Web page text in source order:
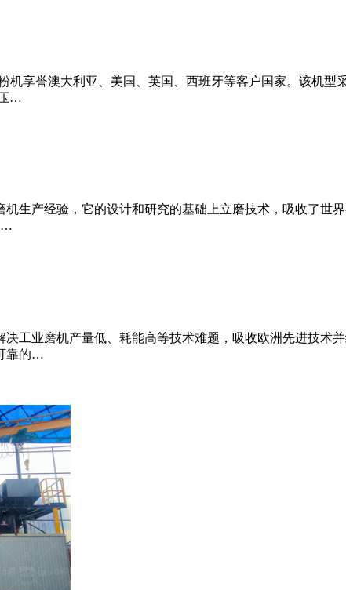
机享誉澳大利亚、美国、英国、西班牙等客户国家。该机
…
生产经验，它的设计和研究的基础上立磨技术，吸收了世
…
工业磨机产量低、耗能高等技术难题，吸收欧洲先进技术
靠的…